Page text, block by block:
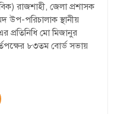
রাজশাহী, জেলা প্রশাসক
উপ-পরিচালাক স্থানীয়
প্রতিনিধি মো মিজানুর
৮৩তম বোর্ড সভায়